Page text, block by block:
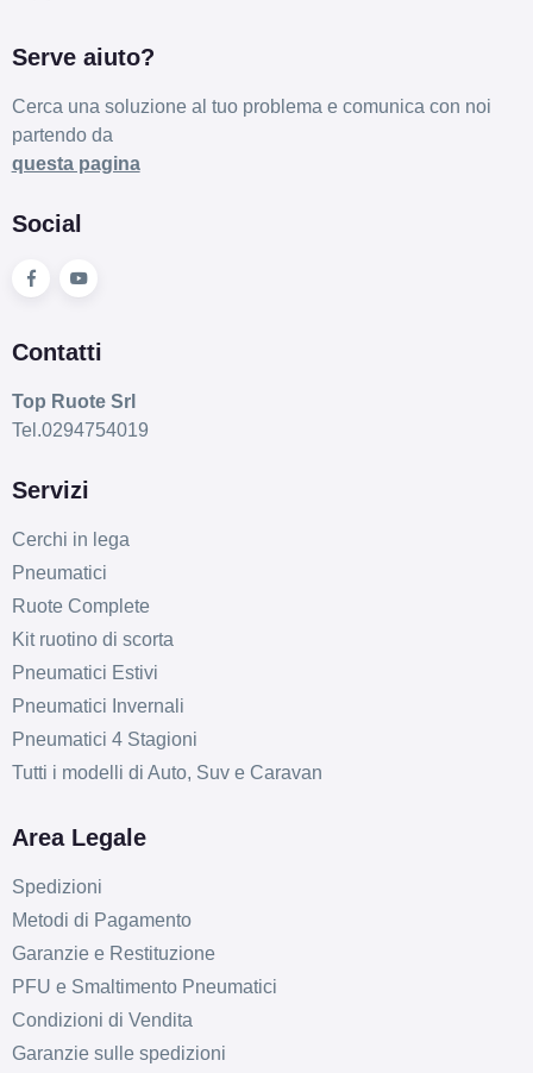
Serve aiuto?
Cerca una soluzione al tuo problema e comunica con noi
partendo da
questa pagina
Social
Contatti
Top Ruote Srl
Tel.0294754019
Servizi
Cerchi in lega
Pneumatici
Ruote Complete
Kit ruotino di scorta
Pneumatici Estivi
Pneumatici Invernali
Pneumatici 4 Stagioni
Tutti i modelli di Auto, Suv e Caravan
Area Legale
Spedizioni
Metodi di Pagamento
Garanzie e Restituzione
PFU e Smaltimento Pneumatici
Condizioni di Vendita
Garanzie sulle spedizioni